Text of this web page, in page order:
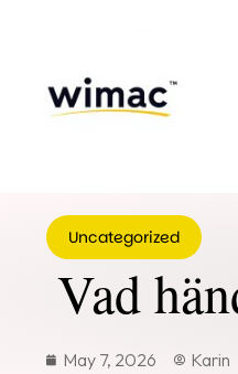
Uncategorized
Vad
May 7, 2026 Karin